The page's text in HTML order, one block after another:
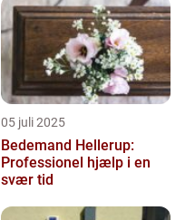
05 juli 2025
Bedemand Hellerup:
Professionel hjælp i en
svær tid